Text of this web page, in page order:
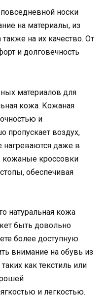
носки
на материалы, из
на их качество. От
и долговечность
материалов для
кожа. Кожаная
и
пропускает воздух,
нагреваются даже в
кожаные кроссовки
обеспечивая
натуральная кожа
быть довольно
более доступную
внимание на обувь из
как текстиль или
и легкостью.